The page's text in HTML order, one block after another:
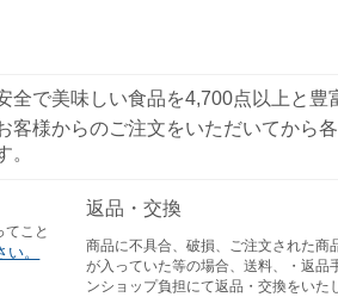
で美味しい食品を4,700点以上と
様からのご注文をいただいてから
こと
。
返品・交換
商品に不具合、破損、ご注文された商
が入っていた等の場合、送料、・返品
ンショップ負担にて返品・交換をいた